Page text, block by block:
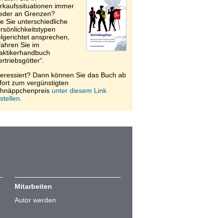
immer
an Grenzen?
Sie unterschiedliche
ansprechen,
Sie im
Dann können Sie das Buch ab
zum vergünstigten
unter diesem Link
Mitarbeiten
Autor werden